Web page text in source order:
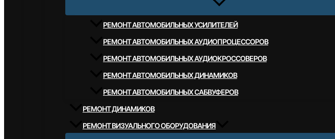
РЕМОНТ АВТОМОБИЛЬНЫХ УСИЛИТЕЛЕЙ
РЕМОНТ АВТОМОБИЛЬНЫХ АУДИОПРОЦЕССОРОВ
РЕМОНТ АВТОМОБИЛЬНЫХ АУДИОКРОССОВЕРОВ
РЕМОНТ АВТОМОБИЛЬНЫХ ДИНАМИКОВ
РЕМОНТ АВТОМОБИЛЬНЫХ САБВУФЕРОВ
РЕМОНТ ДИНАМИКОВ
РЕМОНТ ВИЗУАЛЬНОГО ОБОРУДОВАНИЯ